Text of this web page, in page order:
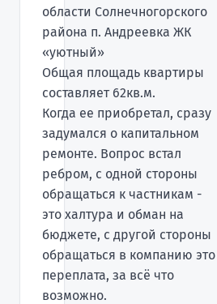
области Солнечногорского
района п. Андреевка ЖК
«уютный»
Общая площадь квартиры
составляет 62кв.м.
Когда ее приобретал, сразу
задумался о капитальном
ремонте. Вопрос встал
ребром, с одной стороны
обращаться к частникам -
это халтура и обман на
бюджете, с другой стороны
обращаться в компанию это
переплата, за всё что
возможно.